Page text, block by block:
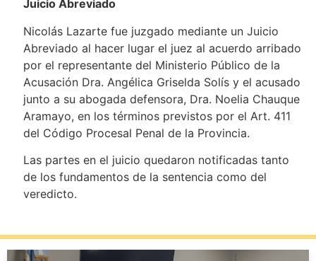
Juicio Abreviado
Nicolás Lazarte fue juzgado mediante un Juicio
Abreviado al hacer lugar el juez al acuerdo arribado
por el representante del Ministerio Público de la
Acusación Dra. Angélica Griselda Solís y el acusado
junto a su abogada defensora, Dra. Noelia Chauque
Aramayo, en los términos previstos por el Art. 411
del Código Procesal Penal de la Provincia.
Las partes en el juicio quedaron notificadas tanto
de los fundamentos de la sentencia como del
veredicto.